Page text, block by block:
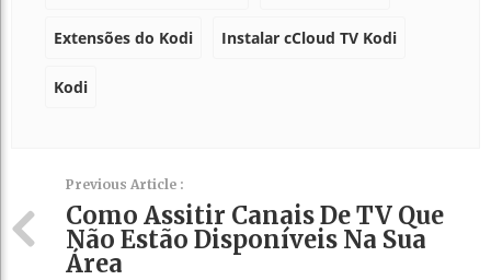
Extensões do Kodi Instalar cCloud TV Kodi
Kodi
Previous Article :
Como Assitir Canais De TV Que
Não Estão Disponíveis Na Sua
Área